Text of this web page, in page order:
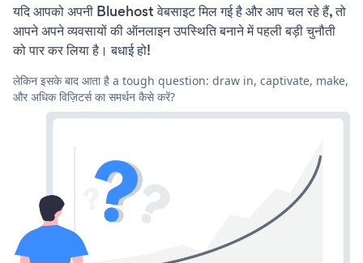
यदि आपको अपनी Bluehost वेबसाइट मिल गई है और आप चल रहे हैं, तो
आपने अपने व्यवसायों की ऑनलाइन उपस्थिति बनाने में पहली बड़ी चुनौती
को पार कर लिया है। बधाई हो!
लेकिन इसके बाद आता है a tough question: draw in, captivate, make,
और अधिक विज़िटर्स का समर्थन कैसे करें?